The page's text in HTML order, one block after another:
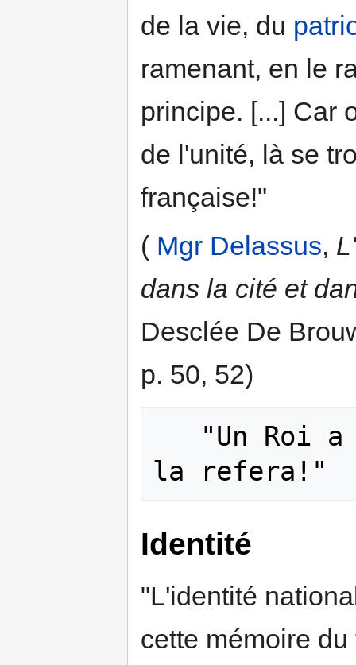
de la vie, du
ramenant, en le
principe. [...] Car
de l'unité, là se
française!"
( Mgr Delassus,
dans la cité et
Desclée De
p. 50, 52)
Identité
"L'identité
cette mémoire